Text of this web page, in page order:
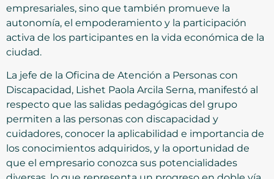
empresariales, sino que también promueve la
autonomía, el empoderamiento y la participación
activa de los participantes en la vida económica de la
ciudad.
La jefe de la Oficina de Atención a Personas con
Discapacidad, Lishet Paola Arcila Serna, manifestó al
respecto que las salidas pedagógicas del grupo
permiten a las personas con discapacidad y
cuidadores, conocer la aplicabilidad e importancia de
los conocimientos adquiridos, y la oportunidad de
que el empresario conozca sus potencialidades